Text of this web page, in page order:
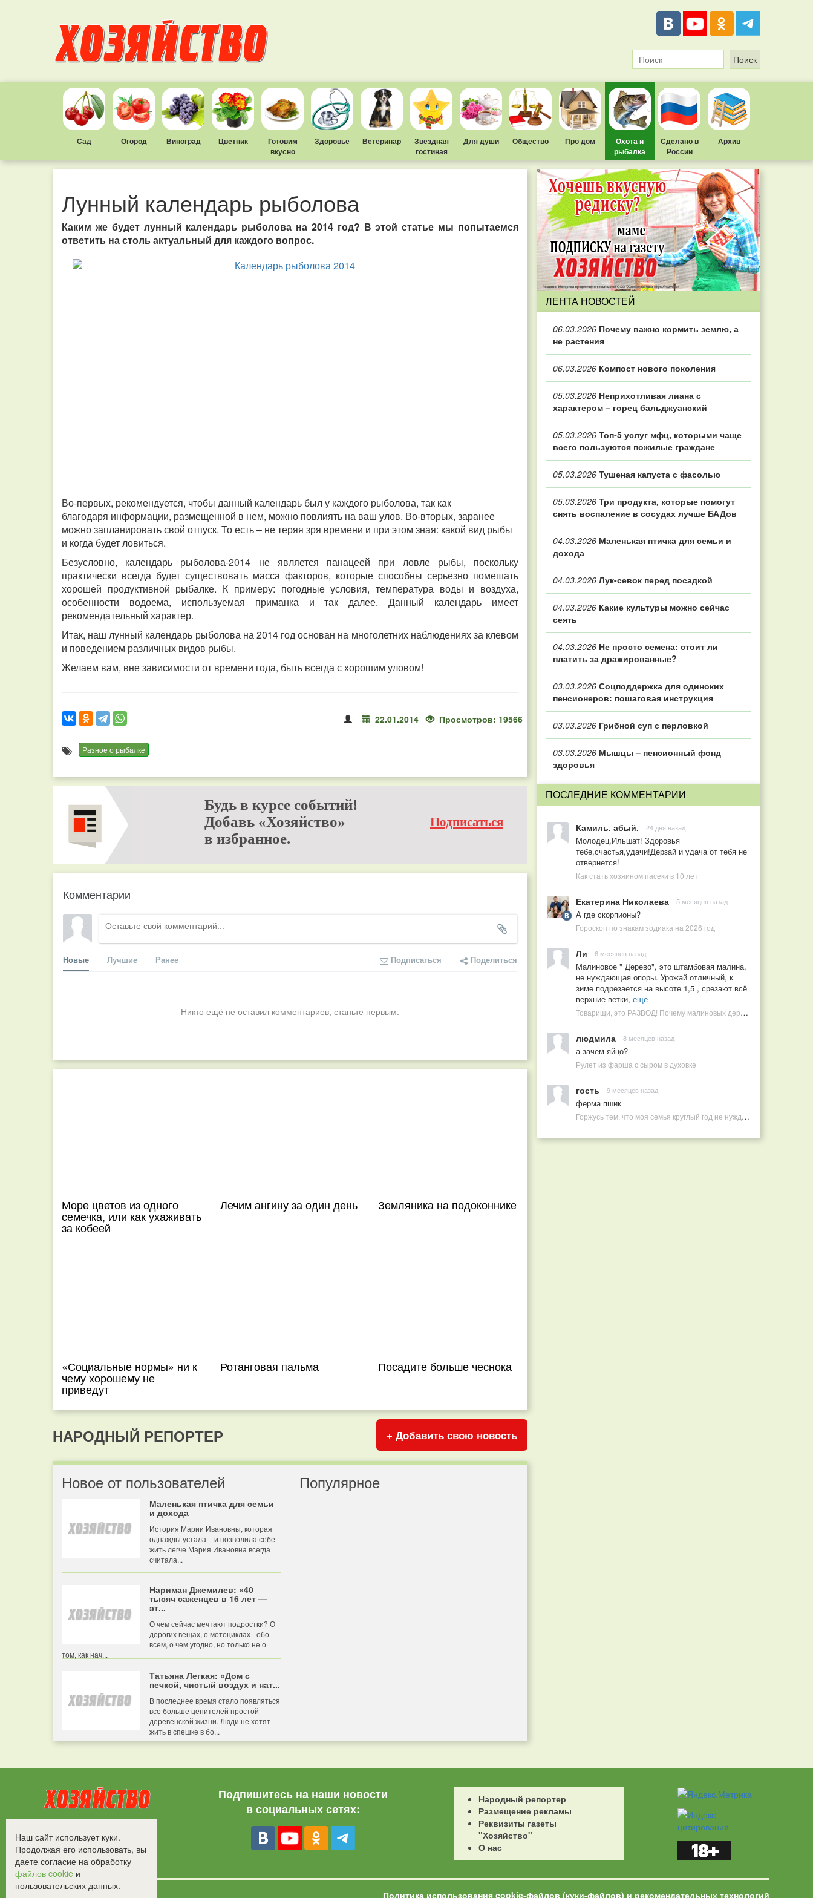
Сад Огород Виноград Цветник
Готовим
вкусно
Здоровье Ветеринар
Звездная
гостиная
Для души Общество Про дом
Охота и
рыбалка
Сделано в
России
Архив
Лунный календарь рыболова
Каким же будет лунный календарь рыболова на 2014 год? В этой статье мы попытаемся
ответить на столь актуальный для каждого вопрос.
Во-первых, рекомендуется, чтобы данный календарь был у каждого рыболова, так как
благодаря информации, размещенной в нем, можно повлиять на ваш улов. Во-вторых, заранее
можно запланироватьсвой отпуск. То есть – не теряя зря времени и при этом зная: какой вид рыбы
и когда будет ловиться.
Безусловно, календарь рыболова-2014 не является панацеей при ловле рыбы, поскольку
практически всегда будет существовать масса факторов, которые способны серьезно помешать
хорошей продуктивной рыбалке. К примеру: погодные условия, температура воды и воздуха,
особенности водоема, используемая приманка и так далее. Данный календарь имеет
рекомендательный характер.
Итак, наш лунный календарь рыболова на 2014 год основан на многолетних наблюдениях за клевом
и поведением различных видов рыбы.
Желаем вам, вне зависимости от времени года, быть всегда с хорошим уловом!
22.01.2014 Просмотров: 19566
Разное о рыбалке
Будь в курсе событий!
Добавь «Хозяйство»
в избранное.
Подписаться
Комментарии
Новые Лучшие Ранее Подписаться Поделиться
Никто ещё не оставил комментариев, станьте первым.
Море цветов из одного
семечка, или как ухаживать
за кобеей
Лечим ангину за один день Земляника на подоконнике
«Социальные нормы» ни к
чему хорошему не
приведут
Ротанговая пальма Посадите больше чеснока
НАРОДНЫЙ РЕПОРТЕР + Добавить свою новость
Новое от пользователей
Маленькая птичка для семьи
и дохода
История Марии Ивановны, которая
однажды устала – и позволила себе
жить легче Мария Ивановна всегда
считала...
Нариман Джемилев: «40
тысяч саженцев в 16 лет —
эт...
О чем сейчас мечтают подростки? О
дорогих вещах, о мотоциклах - обо
всем, о чем угодно, но только не о
том, как нач...
Татьяна Легкая: «Дом с
печкой, чистый воздух и нат...
В последнее время стало появляться
все больше ценителей простой
деревенской жизни. Люди не хотят
жить в спешке в бо...
Популярное
ЛЕНТА НОВОСТЕЙ
06.03.2026 Почему важно кормить землю, а
не растения
06.03.2026 Компост нового поколения
05.03.2026 Неприхотливая лиана с
характером – горец бальджуанский
05.03.2026 Топ‑5 услуг мфц, которыми чаще
всего пользуются пожилые граждане
05.03.2026 Тушеная капуста с фасолью
05.03.2026 Три продукта, которые помогут
снять воспаление в сосудах лучше БАДов
04.03.2026 Маленькая птичка для семьи и
дохода
04.03.2026 Лук-севок перед посадкой
04.03.2026 Какие культуры можно сейчас
сеять
04.03.2026 Не просто семена: стоит ли
платить за дражированные?
03.03.2026 Соцподдержка для одиноких
пенсионеров: пошаговая инструкция
03.03.2026 Грибной суп с перловкой
03.03.2026 Мышцы – пенсионный фонд
здоровья
ПОСЛЕДНИЕ КОММЕНТАРИИ
Камиль. абый. 24 дня назад
Молодец,Ильшат! Здоровья
тебе,счастья,удачи!Дерзай и удача от тебя не
отвернется!
Как стать хозяином пасеки в 10 лет
Екатерина Николаева 5 месяцев назад
А где скорпионы?
Гороскоп по знакам зодиака на 2026 год
Ли 6 месяцев назад
Малиновое " Дерево", это штамбовая малина,
не нуждающая опоры. Урожай отличный, к
зиме подрезается на высоте 1,5 , срезают всё
верхние ветки, ещё
Товарищи, это РАЗВОД! Почему малиновых деревьев не бывает, или Как ушлые продавцы наживаются на мечтах садоводов
людмила 8 месяцев назад
а зачем яйцо?
Рулет из фарша с сыром в духовке
гость 9 месяцев назад
ферма пшик
Горжусь тем, что моя семья круглый год не нуждается в покупных витаминах
Все права защищены.
©2008-2017 - "Хозяйство"
Подпишитесь на наши новости
в социальных сетях:
Народный репортер
Размещение рекламы
Реквизиты газеты
"Хозяйство"
О нас
Политика использования cookie-файлов (куки-файлов) и рекомендательных технологий
Наш сайт использует куки.
Продолжая его использовать, вы
даете согласие на обработку
файлов cookie и
пользовательских данных.